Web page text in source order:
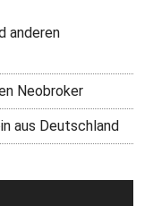
anderen
Neobroker
aus Deutschland